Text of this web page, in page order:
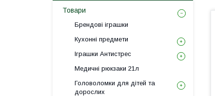
Товари
Брендові іграшки
Кухонні предмети
Іграшки Антистрес
Медичні рюкзаки 21л
Головоломки для дітей та
дорослих